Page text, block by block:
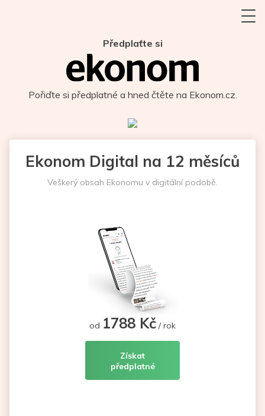
Předplaťte si
Pořiďte si předplatné a hned čtěte na Ekonom.cz.
Ekonom Digital na 12 měsíců
Veškerý obsah Ekonomu v digitální podobě.
od 1788 Kč / rok
Získat
předplatné